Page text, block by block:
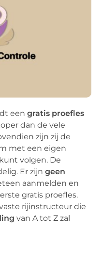
eengratis proefles
dan de vele
zijn zij de
met een eigen
volgen. De
Er zijngeen
aanmelden en
gratis proefles.
rijinstructeur die
van A tot Z zal